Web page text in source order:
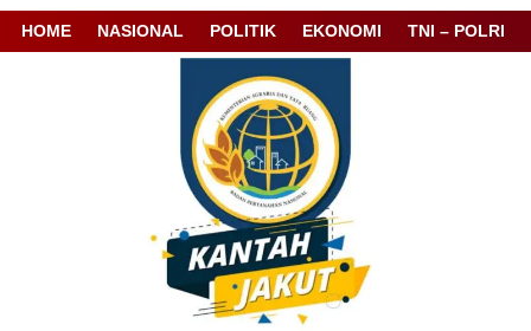
HOME NASIONAL POLITIK EKONOMI TNI – POLRI